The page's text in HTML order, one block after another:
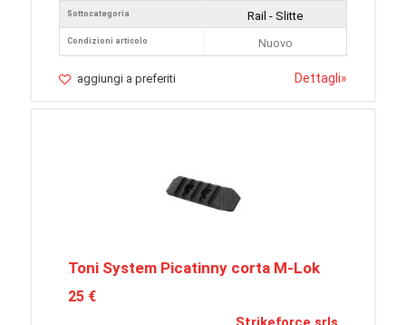
Sottocategoria
Condizioni articolo
Rail - Slitte
Nuovo
aggiungi a preferiti Dettagli»
Toni System Picatinny corta M-Lok
25 €